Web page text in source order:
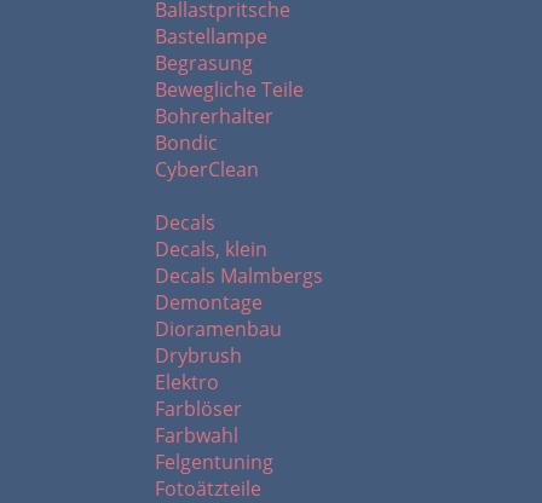
Ballastpritsche
Bastellampe
Begrasung
Bewegliche Teile
Bohrerhalter
Bondic
CyberClean
Decals
Decals, klein
Decals Malmbergs
Demontage
Dioramenbau
Drybrush
Elektro
Farblöser
Farbwahl
Felgentuning
Fotoätzteile